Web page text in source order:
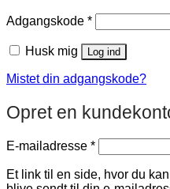
Adgangskode *Påkrævet
Husk mig Log ind
Mistet din adgangskode?
Opret en
E-mailadresse *Påkrævet
Et link til en side, hvor du